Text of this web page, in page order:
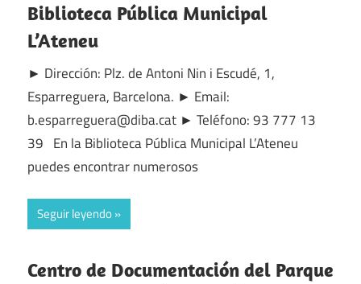
Biblioteca Pública Municipal
L’Ateneu
► Dirección: Plz. de Antoni Nin i Escudé, 1,
Esparreguera, Barcelona. ► Email:
b.esparreguera@diba.cat ► Teléfono: 93 777 13
39 En la Biblioteca Pública Municipal L’Ateneu
puedes encontrar numerosos
Seguir leyendo
Centro de Documentación del Parque